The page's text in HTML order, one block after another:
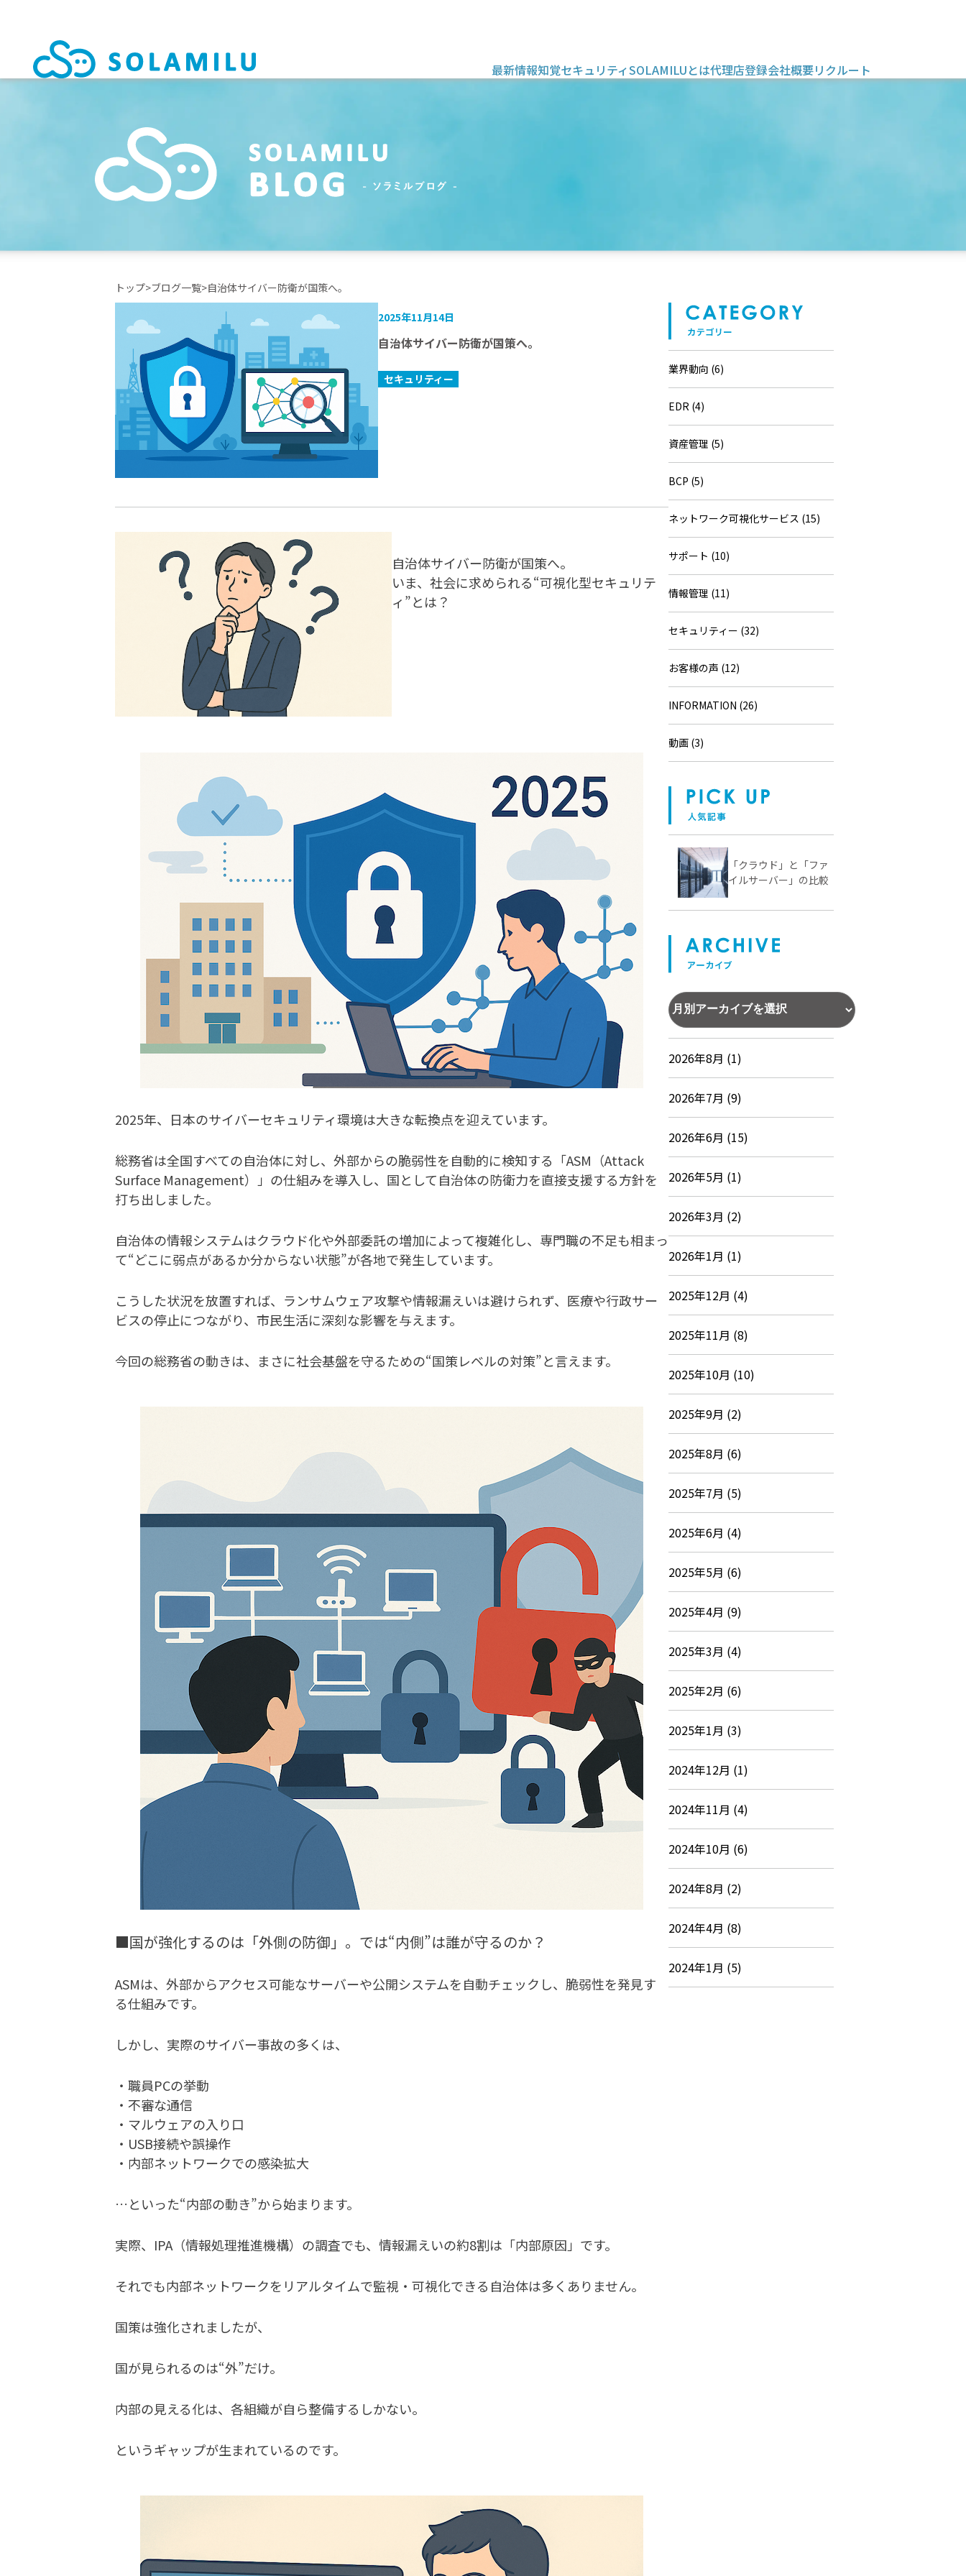
最新情報知覚セキュリティSOLAMILUとは代理店登録会社概要リクルート
トップ ブログ一覧 自治体サイバー防衛が国策へ。
2025年11月14日
自治体サイバー防衛が国策へ。
セキュリティー
自治体サイバー防衛が国策へ。
いま、社会に求められる“可視化型セキュリテ
ィ”とは ？
2025年、日本のサイバーセキュリティ環境は大きな転換点を迎えています。
総務省は全国すべての自治体に対し、外部からの脆弱性を自動的に検知する「ASM（Attack
Surface Management）」の仕組みを導入し、国として自治体の防衛力を直接支援する方針を
打ち出しました。
自治体の情報システムはクラウド化や外部委託の増加によって複雑化し、専門職の不足も相まっ
て“どこに弱点があるか分からない状態”が各地で発生しています。
こうした状況を放置すれば、ランサムウェア攻撃や情報漏えいは避けられず、医療や行政サー
ビスの停止につながり、市民生活に深刻な影響を与えます。
今回の総務省の動きは、まさに社会基盤を守るための“国策レベルの対策”と言えます。
■国が強化するのは「外側の防御」。では“内側”は誰が守るのか？
ASMは、外部からアクセス可能なサーバーや公開システムを自動チェックし、脆弱性を発見す
る仕組みです。
しかし、実際のサイバー事故の多くは、
・職員PCの挙動
・不審な通信
・マルウェアの入り口
・USB接続や誤操作
・内部ネットワークでの感染拡大
…といった“内部の動き”から始まります。
実際、IPA（情報処理推進機構）の調査でも、情報漏えいの約8割は「内部原因」です。
それでも内部ネットワークをリアルタイムで監視・可視化できる自治体は多くありません。
国策は強化されましたが、
国が見られるのは“外”だけ。
内部の見える化は、各組織が自ら整備するしかない。
というギャップが生まれているのです。
業界動向 (6)
EDR (4)
資産管理 (5)
BCP (5)
ネットワーク可視化サービス (15)
サポート (10)
情報管理 (11)
セキュリティー (32)
お客様の声 (12)
INFORMATION (26)
動画 (3)
「クラウド」と「ファ
イルサーバー」の比較
2026年8月 (1)
2026年7月 (9)
2026年6月 (15)
2026年5月 (1)
2026年3月 (2)
2026年1月 (1)
2025年12月 (4)
2025年11月 (8)
2025年10月 (10)
2025年9月 (2)
2025年8月 (6)
2025年7月 (5)
2025年6月 (4)
2025年5月 (6)
2025年4月 (9)
2025年3月 (4)
2025年2月 (6)
2025年1月 (3)
2024年12月 (1)
2024年11月 (4)
2024年10月 (6)
2024年8月 (2)
2024年4月 (8)
2024年1月 (5)